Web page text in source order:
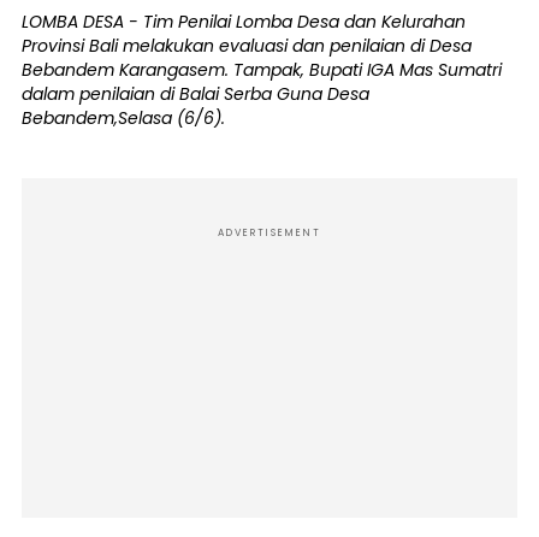
LOMBA DESA - Tim Penilai Lomba Desa dan Kelurahan
Provinsi Bali melakukan evaluasi dan penilaian di Desa
Bebandem Karangasem. Tampak, Bupati IGA Mas Sumatri
dalam penilaian di Balai Serba Guna Desa
Bebandem,Selasa (6/6).
ADVERTISEMENT